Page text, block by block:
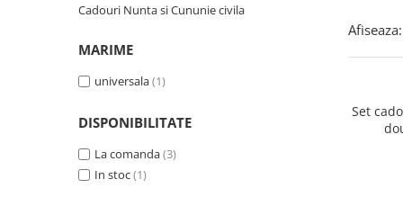
Cadouri Nunta si Cununie civila
Cadouri Nunta si Cununie civila
MARIME
universala(1)
DISPONIBILITATE
La comanda(3)
In stoc(1)
Afiseaza:
Set